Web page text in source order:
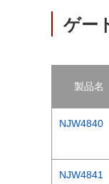
ゲー
製品名
NJW4840
NJW4841